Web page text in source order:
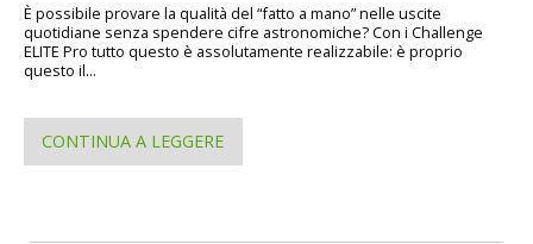
È possibile provare la qualità del “fatto a mano” nelle uscite
quotidiane senza spendere cifre astronomiche? Con i Challenge
ELITE Pro tutto questo è assolutamente realizzabile: è proprio
questo il...
CONTINUA A LEGGERE